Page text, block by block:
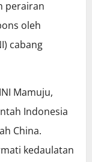
perairan
oleh
cabang
Mamuju,
Indonesia
China.
kedaulatan